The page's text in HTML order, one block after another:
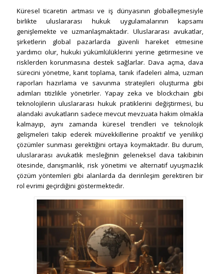
Küresel ticaretin artması ve iş dünyasının globalleşmesiyle
birlikte uluslararası hukuk uygulamalarının kapsamı
genişlemekte ve uzmanlaşmaktadır. Uluslararası avukatlar,
şirketlerin global pazarlarda güvenli hareket etmesine
yardımcı olur, hukuki yükümlülüklerini yerine getirmesine ve
risklerden korunmasına destek sağlarlar. Dava açma, dava
sürecini yönetme, kanıt toplama, tanık ifadeleri alma, uzman
raporları hazırlama ve savunma stratejileri oluşturma gibi
adımları titizlikle yönetirler. Yapay zeka ve blockchain gibi
teknolojilerin uluslararası hukuk pratiklerini değiştirmesi, bu
alandaki avukatların sadece mevcut mevzuata hakim olmakla
kalmayıp, aynı zamanda küresel trendleri ve teknolojik
gelişmeleri takip ederek müvekkillerine proaktif ve yenilikçi
çözümler sunması gerektiğini ortaya koymaktadır. Bu durum,
uluslararası avukatlık mesleğinin geleneksel dava takibinin
ötesinde, danışmanlık, risk yönetimi ve alternatif uyuşmazlık
çözüm yöntemleri gibi alanlarda da derinleşim gerektiren bir
rol evrimi geçirdiğini göstermektedir.